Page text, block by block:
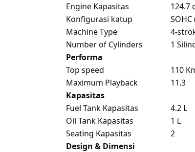
Engine Kapasitas
124.7
Konfigurasi katup
Machine Type
4-
Number of Cylinders
1
Performa
Top speed
110
Maximum Playback
11.3
Kapasitas
Fuel Tank Kapasitas
4.2 L
Oil Tank Kapasitas
1 L
Seating Kapasitas
2
Design & Dimensi